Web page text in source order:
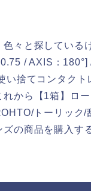
色々と探している
/ AXIS：
い捨てコンタクト
れから【1箱】ロ
トーリック
ズの商品を購入す